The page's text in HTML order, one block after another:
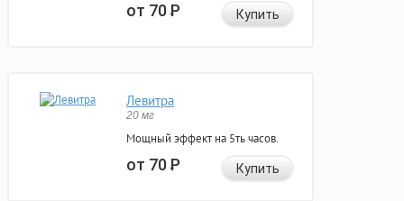
от 70Р Купить
Левитра
20 мг
Мощный эффект на 5ть часов.
от 70Р Купить